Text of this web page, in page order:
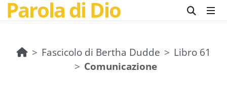
Parola di Dio
Fascicolo di Bertha Dudde
Libro 61
Comunicazione